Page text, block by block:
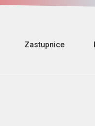
Zastupnice